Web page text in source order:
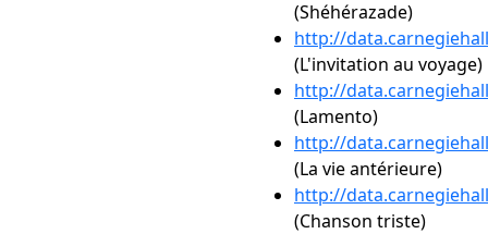
(Shéhérazade)
http://
(L'invitation au voyage)
http://
(Lamento)
http://
(La vie antérieure)
http://
(Chanson triste)